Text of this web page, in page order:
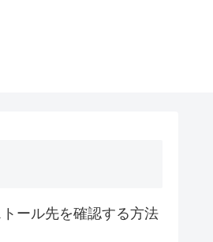
ール先を確認する方法